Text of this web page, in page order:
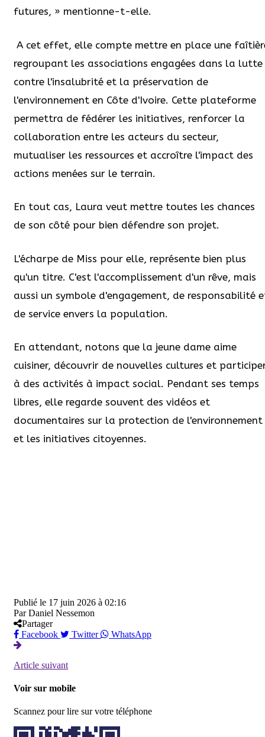
futures, » mentionne-t-elle.
A cet effet, elle compte mettre en place une
regroupant les associations engagées dans la lutte
contre l'insalubrité et la préservation de
l'environnement en Côte d'Ivoire. Cette plateforme
permettra de fédérer les initiatives, renforcer la
collaboration entre les acteurs du secteur,
mutualiser les ressources et accroître l'impact des
actions menées sur le terrain.
En tout cas, Laura veut mettre toutes les chances
de son côté pour bien défendre son projet.
L'écharpe de Miss pour elle, représente bien plus
qu'un titre. C'est l'accomplissement d'un rêve, mais
aussi un symbole d'engagement, de responsabilité
de service envers la population.
En attendant, notons que la jeune dame aime
cuisiner, découvrir de nouvelles cultures et
à des activités à impact social. Pendant ses temps
libres, elle regarde souvent des vidéos et
documentaires sur la protection de l'environnement
et les initiatives citoyennes.
Publié le 17 juin 2026 à 02:16
Par Daniel Nessemon
Partager
Facebook
Twitter WhatsApp
Article suivant
Voir sur mobile
Scannez pour lire sur votre téléphone